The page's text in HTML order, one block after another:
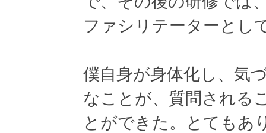
ファシリテーターとし
僕自身が身体化し、気
なことが、質問される
とができた。とてもあ